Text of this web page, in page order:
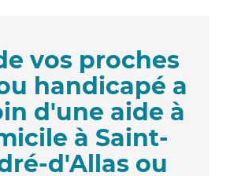
vos proches
handicapé a
d'une aide à
à Saint-
d'Allas ou